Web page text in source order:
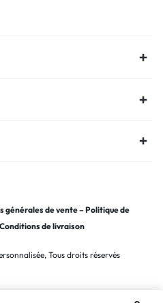
générales de vente–Politique de
Conditions de livraison
Tous droits réservés